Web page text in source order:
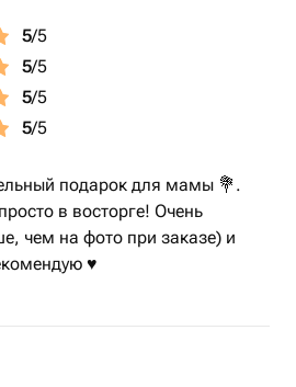
5/5
5/5
5/5
5/5
подарок для мамы 💐.
в восторге! Очень
чем на фото при заказе) и
♥️